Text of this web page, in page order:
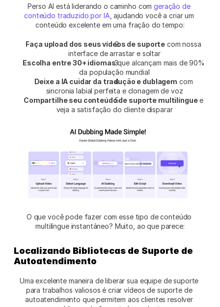
Perso AI está liderando o caminho com geração de
conteúdo traduzido por IA , ajudando você a criar um
conteúdo excelente em uma fração do tempo:
Faça upload dos seus vídeos de suporte com nossa
interface de arrastar e soltar
Escolha entre 30+ idiomas que alcançam mais de 90%
da população mundial
Deixe a IA cuidar da tradução e dublagem com
sincronia labial perfeita e clonagem de voz
Compartilhe seu conteúdo de suporte multilíngue e
veja a satisfação do cliente disparar
O que você pode fazer com esse tipo de conteúdo
multilíngue instantâneo? Muito, ao que parece:
Localizando Bibliotecas de Suporte de
Autoatendimento
Uma excelente maneira de liberar sua equipe de suporte
para trabalhos valiosos é criar vídeos de suporte de
autoatendimento que permitem aos clientes resolver